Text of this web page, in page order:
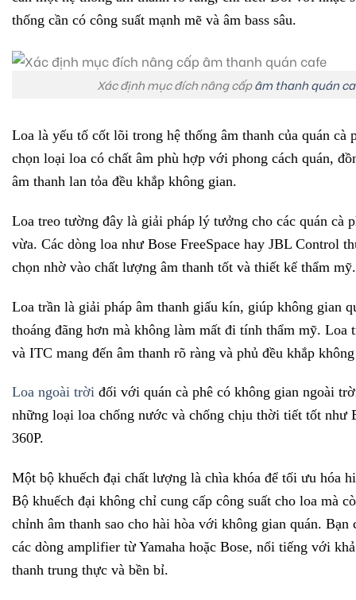
thống cần có công suất mạnh mẽ và âm bass sâu.
Xác định mục đích nâng cấpâm thanh quán
Loa là yếu tố cốt lõi trong hệ thống âm thanh của quán cà
chọn loại loa có chất âm phù hợp với phong cách quán,
âm thanh lan tỏa đều khắp không gian.
Loa treo tường đây là giải pháp lý tưởng cho các quán cà
vừa. Các dòng loa như Bose FreeSpace hay JBL Control
chọn nhờ vào chất lượng âm thanh tốt và thiết kế thẩm mỹ.
Loa trần là giải pháp âm thanh giấu kín, giúp không gian
thoáng đãng hơn mà không làm mất đi tính thẩm mỹ. Loa
và ITC mang đến âm thanh rõ ràng và phủ đều khắp
Loa ngoài trời đối với quán cà phê có không gian ngoài
những loại loa chống nước và chống chịu thời tiết tốt như
360P.
Một bộ khuếch đại chất lượng là chìa khóa để tối ưu hóa
Bộ khuếch đại không chỉ cung cấp công suất cho loa mà
chỉnh âm thanh sao cho hài hòa với không gian quán. Bạn
các dòng amplifier từ Yamaha hoặc Bose, nổi tiếng với
thanh trung thực và bền bỉ.